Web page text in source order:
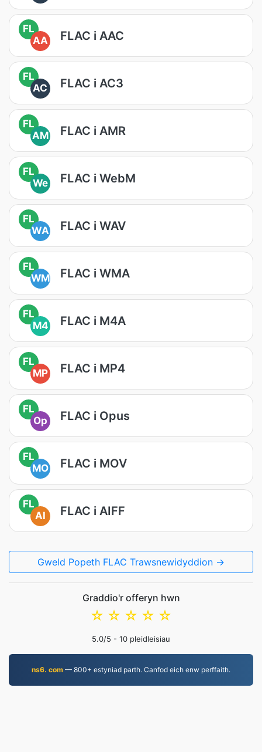
FL
AA
FLAC i AAC
FL
AC
FLAC i AC3
FL
AM
FLAC i AMR
FL
We
FLAC i WebM
FL
WA
FLAC i WAV
FL
WM
FLAC i WMA
FL
M4
FLAC i M4A
FL
MP
FLAC i MP4
FL
Op
FLAC i Opus
FL
MO
FLAC i MOV
FL
AI
FLAC i AIFF
Gweld Popeth FLAC Trawsnewidyddion →
Graddio'r offeryn hwn
☆
☆
☆
☆
☆
5.0/5 - 10 pleidleisiau
ns6. com — 800+ estyniad parth. Canfod eich enw perffaith.